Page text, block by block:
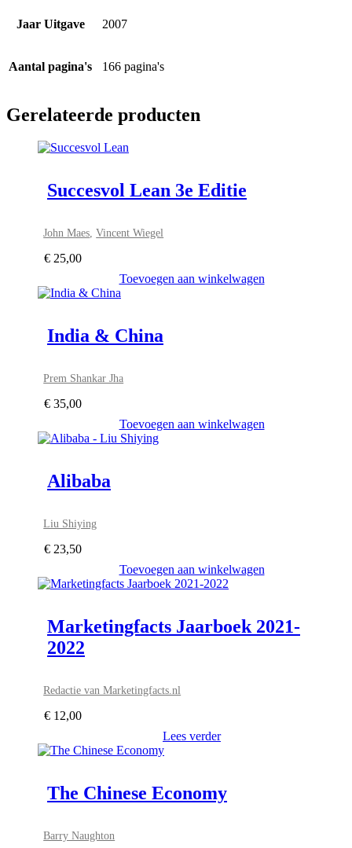
Jaar Uitgave 2007
Aantal pagina's 166 pagina's
Gerelateerde producten
Succesvol Lean 3e Editie
John Maes,Vincent Wiegel
€ 25,00
Toevoegen aan winkelwagen
India & China
Prem Shankar Jha
€ 35,00
Toevoegen aan winkelwagen
Alibaba
Liu Shiying
€ 23,50
Toevoegen aan winkelwagen
Marketingfacts Jaarboek 2021-
2022
Redactie van Marketingfacts.nl
€ 12,00
Lees verder
The Chinese Economy
Barry Naughton